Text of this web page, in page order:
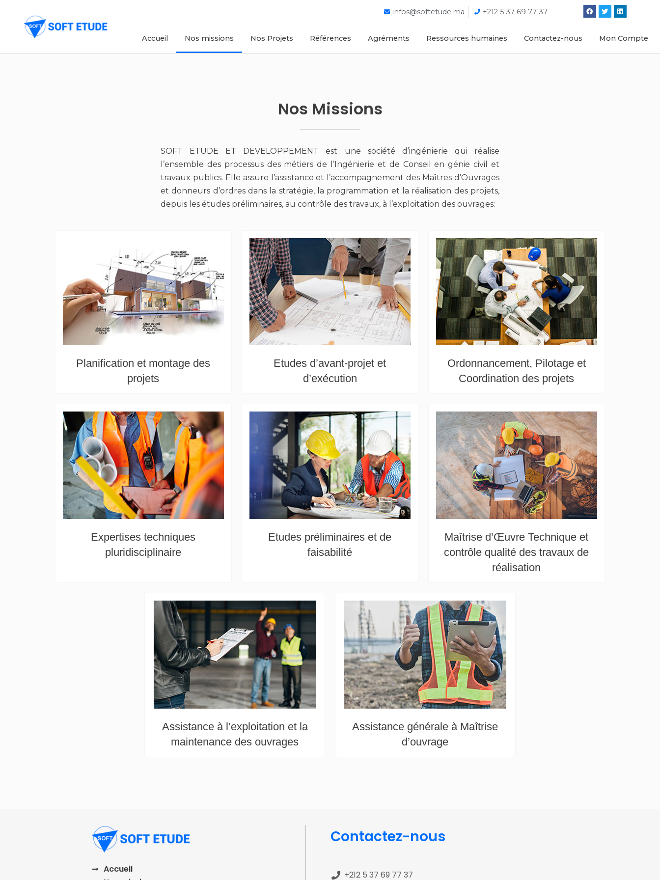
infos@softetude.ma +212 5 37 69 77 37
Accueil Nos missions Nos Projets Références Agréments Ressources humaines Contactez-nous Mon Compte
Nos Missions
SOFT ETUDE ET DEVELOPPEMENT est une société d’ingénierie qui réalise
l’ensemble des processus des métiers de l’Ingénierie et de Conseil en génie civil et
travaux publics. Elle assure l’assistance et l’accompagnement des Maîtres d’Ouvrages
et donneurs d’ordres dans la stratégie, la programmation et la réalisation des projets,
depuis les études préliminaires, au contrôle des travaux, à l’exploitation des ouvrages:
Planification et montage des
projets
Etudes d’avant-projet et
d’exécution
Ordonnancement, Pilotage et
Coordination des projets
Expertises techniques
pluridisciplinaire
Etudes préliminaires et de
faisabilité
Maîtrise d’Œuvre Technique et
contrôle qualité des travaux de
réalisation
Assistance à l’exploitation et la
maintenance des ouvrages
Assistance générale à Maîtrise
d’ouvrage
Accueil
Contactez-nous
+212 5 37 69 77 37